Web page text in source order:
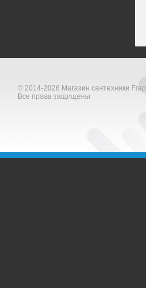
© 2014-2026 Магазин сантехники Frap
Все права защищены